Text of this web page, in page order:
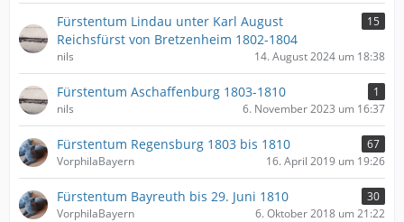
Fürstentum Lindau unter Karl August
Reichsfürst von Bretzenheim 1802-1804
15
nils 14. August 2024 um 18:38
Fürstentum Aschaffenburg 1803-1810
1
nils
6. November 2023 um 16:37
Fürstentum Regensburg 1803 bis 1810
67
VorphilaBayern
16. April 2019 um 19:26
Fürstentum Bayreuth bis 29. Juni 1810
30
VorphilaBayern
6. Oktober 2018 um 21:22